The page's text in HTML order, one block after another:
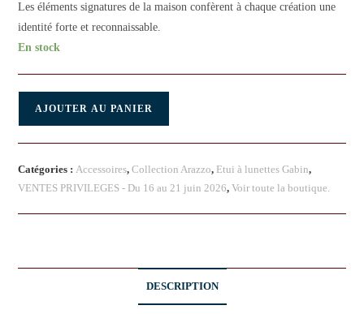
Les éléments signatures de la maison confèrent à chaque création une
identité forte et reconnaissable.
En stock
AJOUTER AU PANIER
Catégories :Accessoires,Collection Arazzo, Etui à lunettes Gabin,
VENTES PRIVILEGES - Du 16 au 21 juin 2026,Voir toute la boutique.
DESCRIPTION